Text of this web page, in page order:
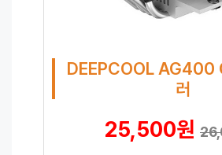
DEEPCOOL AG400
러
25,500원